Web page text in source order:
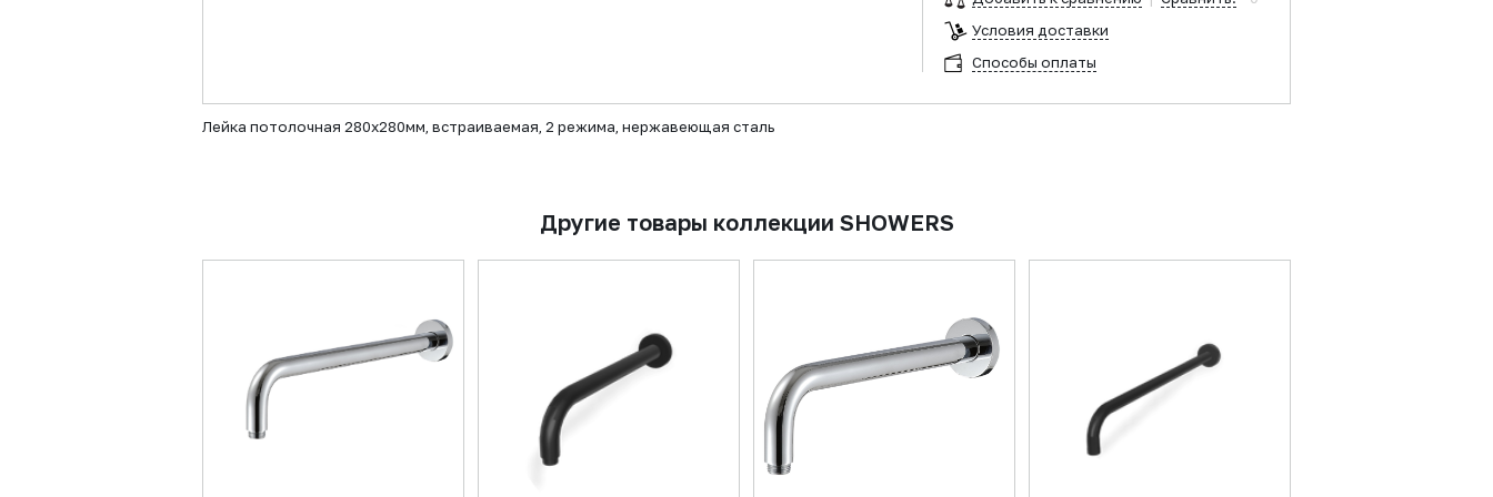
Условия доставки
Способы оплаты
Лейка потолочная 280х280мм, встраиваемая, 2 режима, нержавеющая сталь
Другие товары коллекции SHOWERS